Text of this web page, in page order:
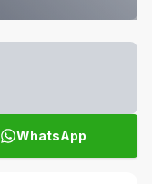
WhatsApp